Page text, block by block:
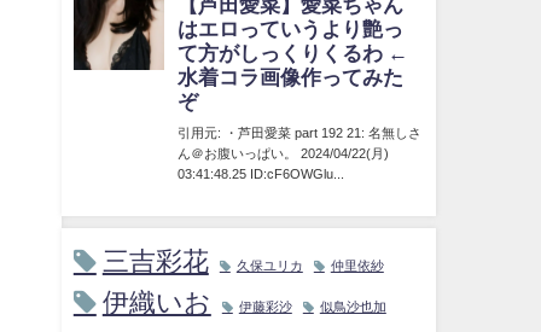
三吉彩花 久保ユリカ 仲里依紗
伊織いお 伊藤彩沙 似鳥沙也加